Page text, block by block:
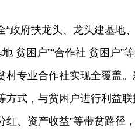
“政府扶龙头、龙头建基地
地 贫困户”“合作社 贫困户
村专业合作社实现全覆盖
方式，与贫困户进行利益
红、资产收益”等带贫路径